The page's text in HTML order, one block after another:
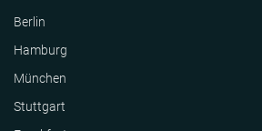
Berlin
Hamburg
München
Stuttgart